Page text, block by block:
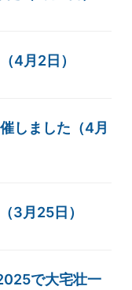
4月2日）
しました（4月
3月25日）
で大宅壮一